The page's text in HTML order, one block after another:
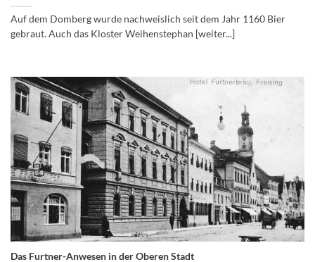
Auf dem Domberg wurde nachweislich seit dem Jahr 1160 Bier
gebraut. Auch das Kloster Weihenstephan [weiter...]
Das Furtner-Anwesen in der Oberen Stadt